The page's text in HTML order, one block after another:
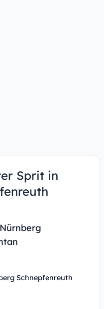
Sprit in
Schnepfenreuth